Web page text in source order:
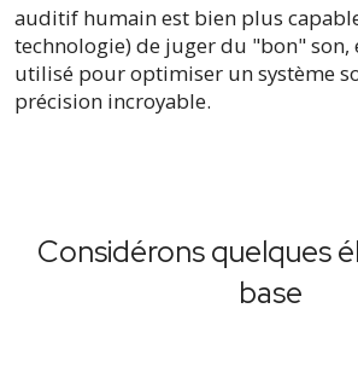
auditif humain est bien plus
technologie) de juger du "bon" son,
utilisé pour optimiser un système
précision incroyable.
Considérons quelques
base